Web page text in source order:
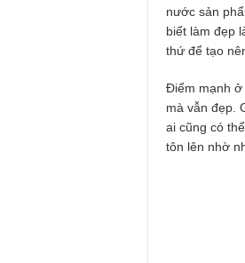
nước sản
biết làm đẹp
thứ để tạo
Điểm mạnh ở
mà vẫn đẹp.
ai cũng có
tôn lên nhờ